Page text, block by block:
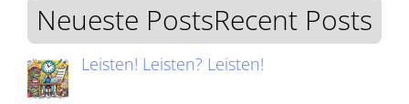
Neueste PostsRecent Posts
Leisten! Leisten? Leisten!